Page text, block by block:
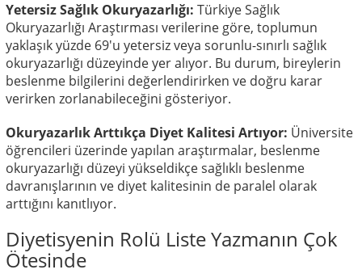
Yetersiz Sağlık Okuryazarlığı: Türkiye Sağlık
Okuryazarlığı Araştırması verilerine göre, toplumun
yaklaşık yüzde 69'u yetersiz veya sorunlu-sınırlı sağlık
okuryazarlığı düzeyinde yer alıyor. Bu durum, bireylerin
beslenme bilgilerini değerlendirirken ve doğru karar
verirken zorlanabileceğini gösteriyor.
Okuryazarlık Arttıkça Diyet Kalitesi Artıyor: Üniversite
öğrencileri üzerinde yapılan araştırmalar, beslenme
okuryazarlığı düzeyi yükseldikçe sağlıklı beslenme
davranışlarının ve diyet kalitesinin de paralel olarak
arttığını kanıtlıyor.
Diyetisyenin Rolü Liste Yazmanın Çok
Ötesinde